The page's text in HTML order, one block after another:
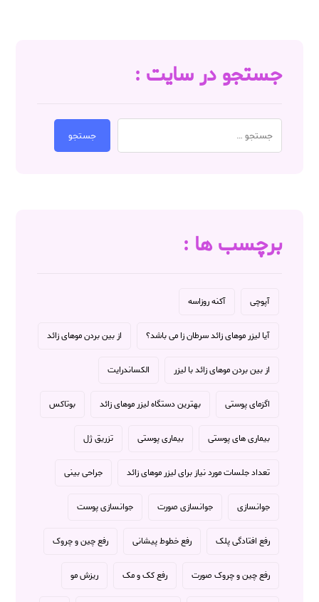
جستجو در سایت :
جستجو
برچسب ها :
آپوچی آکنه روزاسه
آیا لیزر موهای زائد سرطان زا می باشد؟ از بین بردن موهای زائد
از بین بردن موهای زائد با لیزر الکساندرایت
اگزمای پوستی بهترین دستگاه لیزر موهای زائد بوتاکس
بیماری های پوستی بیماری پوستی تزریق ژل
تعداد جلسات مورد نیاز برای لیزر موهای زائد جراحی بینی
جوانسازی جوانسازی صورت جوانسازی پوست
رفع افتادگی پلک رفع خطوط پیشانی رفع چین و چروک
رفع چین و چروک صورت رفع کک و مک ریزش مو